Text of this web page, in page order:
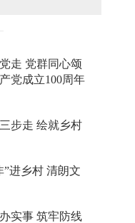
走 党群同心颂
党成立100周年
步走 绘就乡村
进乡村 清朗文
实事 筑牢防线